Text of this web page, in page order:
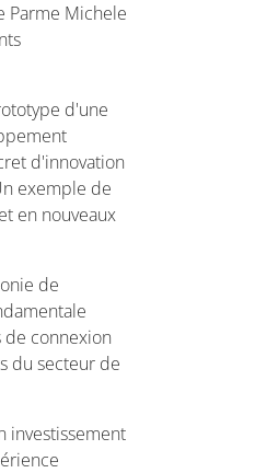
Parme Michele
d'une
d'innovation
exemple de
en nouveaux
de
de connexion
du secteur de
investissement